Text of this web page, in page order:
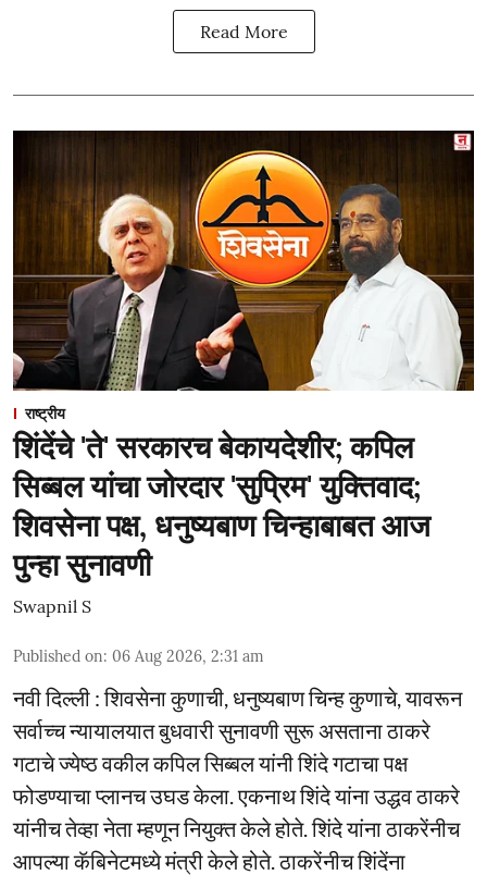
Read More
राष्ट्रीय
शिंदेंचे 'ते' सरकारच बेकायदेशीर; कपिल
सिब्बल यांचा जोरदार 'सुप्रिम' युक्तिवाद;
शिवसेना पक्ष, धनुष्यबाण चिन्हाबाबत आज
पुन्हा सुनावणी
Swapnil S
Published on: 06 Aug 2026, 2:31 am
नवी दिल्ली : शिवसेना कुणाची, धनुष्यबाण चिन्ह कुणाचे, यावरून
सर्वाच्च न्यायालयात बुधवारी सुनावणी सुरू असताना ठाकरे
गटाचे ज्येष्ठ वकील कपिल सिब्बल यांनी शिंदे गटाचा पक्ष
फोडण्याचा प्लानच उघड केला. एकनाथ शिंदे यांना उद्धव ठाकरे
यांनीच तेव्हा नेता म्हणून नियुक्त केले होते. शिंदे यांना ठाकरेंनीच
आपल्या कॅबिनेटमध्ये मंत्री केले होते. ठाकरेंनीच शिंदेंना